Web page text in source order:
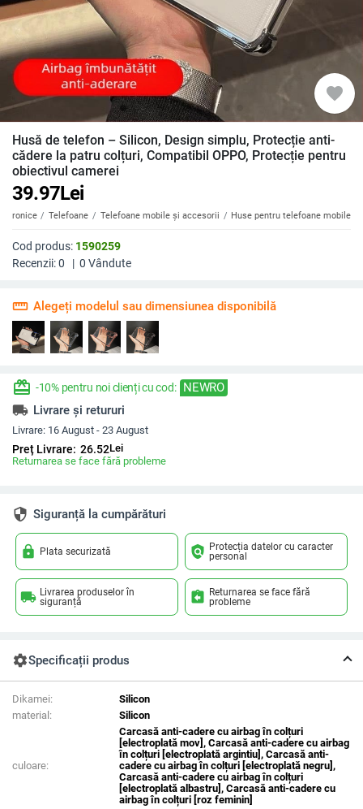
favorite
Husă de telefon – Silicon, Design simplu, Protecție anti-
cădere la patru colțuri, Compatibil OPPO, Protecție pentru
obiectivul camerei
39.97Lei
Telefoane Telefoane mobile și accesorii Huse pentru telefoane mobile
Cod produs: 1590259
Recenzii:0 | 0 Vândute
straighten Alegeți modelul sau dimensiunea disponibilă
redeem -10% pentru noi clienți cu cod: NEWRO
local_shipping Livrare și retururi
Livrare: 16 August - 23 August
Preț Livrare: 26.52Lei
Returnarea se face fără probleme
security Siguranță la cumpărături
lock Plata securizată policy Protecția datelor cu caracter
personal
local_shipping Livrarea produselor în
siguranță
assignment_return Returnarea se face fără
probleme
settingsSpecificații produs
Dikamei:
Silicon
material:
Silicon
culoare:
Carcasă anti-cadere cu airbag în colțuri
[electroplată mov], Carcasă anti-cadere cu airbag
în colțuri [electroplată argintiu], Carcasă anti-
cadere cu airbag în colțuri [electroplată negru],
Carcasă anti-cadere cu airbag în colțuri
[electroplată albastru], Carcasă anti-cadere cu
airbag în colțuri [roz feminin]